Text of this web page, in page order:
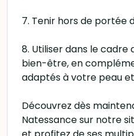
7. Tenir hors de portée
8. Utiliser dans le
bien-être, en
adaptés à votre peau
Découvrez dès
Natessance sur notre